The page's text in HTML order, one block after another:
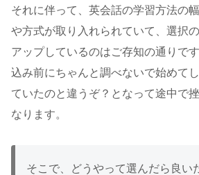
それに伴って、英会話の学習方法の
や方式が取り入れられていて、選択
アップしているのはご存知の通りで
込み前にちゃんと調べないで始めて
ていたのと違うぞ？となって途中で
なります。
そこで、どうやって選んだら良い